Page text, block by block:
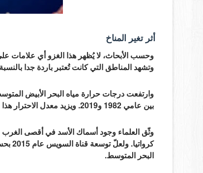
أثر تغير المناخ
وحسب الأبحاث، لا يُظهر هذا الغزو أي علامات
وتشهد المناطق التي كانت تُعتبر باردة جدا
بين عامي 1982 و2019. ويزيد معدل الاحترار هذا على ضعف متوسط ​​المحيط العالمي.
وثّق العلماء وجود أسماك الأسد في أقصى الغرب
البحر المتوسط.